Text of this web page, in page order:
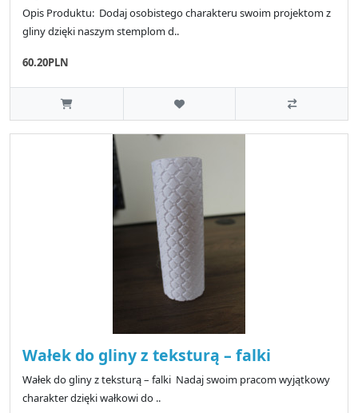
Opis Produktu: Dodaj osobistego charakteru swoim projektom z
gliny dzięki naszym stemplom d..
60.20PLN
Wałek do gliny z teksturą – falki
Wałek do gliny z teksturą – falki Nadaj swoim pracom wyjątkowy
charakter dzięki wałkowi do ..